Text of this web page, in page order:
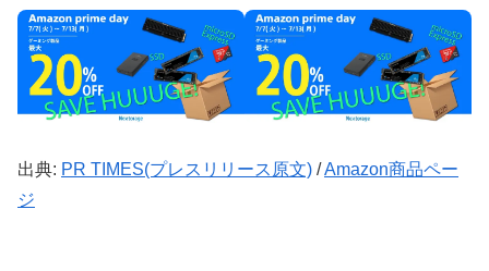
出典: PR TIMES(プレスリリース原文) /Amazon商品ペー
ジ